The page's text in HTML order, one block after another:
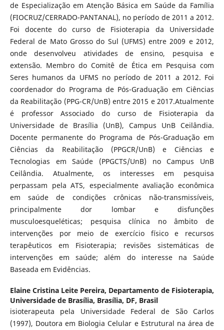
de Especialização em Atenção Básica em Saúde da Família
(FIOCRUZ/CERRADO-PANTANAL), no período de 2011 a 2012.
Foi docente do curso de Fisioterapia da Universidade
Federal de Mato Grosso do Sul (UFMS) entre 2009 e 2012,
onde desenvolveu atividades de ensino, pesquisa e
extensão. Membro do Comitê de Ética em Pesquisa com
Seres humanos da UFMS no período de 2011 a 2012. Foi
coordenador do Programa de Pós-Graduação em Ciências
da Reabilitação (PPG-CR/UnB) entre 2015 e 2017.Atualmente
é professor Associado do curso de Fisioterapia da
Universidade de Brasília (UnB), Campus UnB Ceilândia.
Docente permanente do Programa de Pós-Graduação em
Ciências da Reabilitação (PPGCR/UnB) e Ciências e
Tecnologias em Saúde (PPGCTS/UnB) no Campus UnB
Ceilândia. Atualmente, os interesses em pesquisa
perpassam pela ATS, especialmente avaliação econômica
em saúde de condições crônicas não-transmissíveis,
principalmente dor lombar e disfunções
musculoesqueléticas; pesquisa clínica no âmbito de
intervenções por meio de exercício físico e recursos
terapêuticos em Fisioterapia; revisões sistemáticas de
intervenções em saúde; além do interesse na Saúde
Baseada em Evidências.
Elaine Cristina Leite Pereira, Departamento de Fisioterapia,
Universidade de Brasília, Brasília, DF, Brasil
isioterapeuta pela Universidade Federal de São Carlos
(1997), Doutora em Biologia Celular e Estrutural na área de